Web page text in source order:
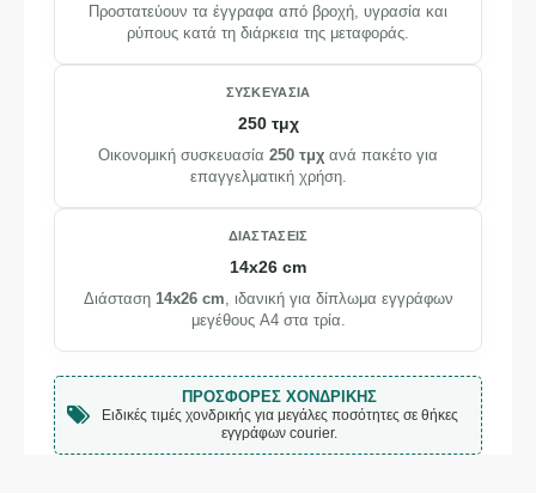
Προστατεύουν τα έγγραφα από βροχή, υγρασία και
ρύπους κατά τη διάρκεια της μεταφοράς.
ΣΥΣΚΕΥΑΣΊΑ
250 τμχ
Οικονομική συσκευασία 250 τμχ ανά πακέτο για
επαγγελματική χρήση.
ΔΙΑΣΤΆΣΕΙΣ
14x26 cm
Διάσταση 14x26 cm, ιδανική για δίπλωμα εγγράφων
μεγέθους A4 στα τρία.
ΠΡΟΣΦΟΡΈΣ ΧΟΝΔΡΙΚΉΣ
Ειδικές τιμές χονδρικής για μεγάλες ποσότητες σε θήκες
εγγράφων courier.